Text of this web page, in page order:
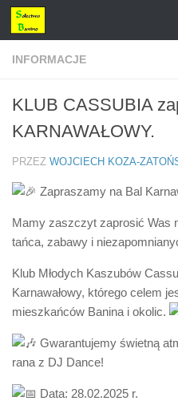
Przejdź do treści
INFORMACJE
KLUB CASSUBIA
KARNAWAŁOWY.
PRZEZ WOJCIECH KOZA-
Zapraszamy na Bal
Mamy zaszczyt zaprosić Was
tańca, zabawy i
Klub Młodych Kaszubów
Karnawałowy, którego celem
mieszkańców Banina i okolic.
Gwarantujemy świetną
rana z DJ Dance!
Data: 28.02.2025 r.